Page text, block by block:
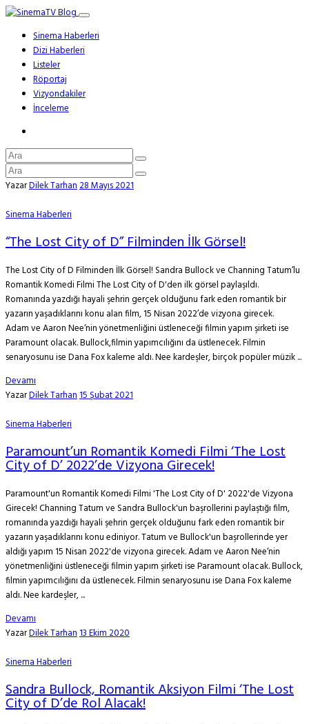
Sinema Haberleri
Dizi Haberleri
Listeler
Röportaj
Vizyondakiler
İnceleme
YazarDilek Tarhan28 Mayıs 2021
Sinema Haberleri
“The Lost City of D” Filminden İlk Görsel!
The Lost City of D Filminden İlk Görsel! Sandra Bullock ve Channing Tatum’lu
Romantik Komedi Filmi The Lost City of D'den ilk görsel paylaşıldı.
Romanında yazdığı hayali şehrin gerçek olduğunu fark eden romantik bir
yazarın yaşadıklarını konu alan film, 15 Nisan 2022’de vizyona girecek.
Adam ve Aaron Nee‘nin yönetmenliğini üstleneceği filmin yapım şirketi ise
Paramount olacak. Bullock,filmin yapımcılığını da üstlenecek. Filmin
senaryosunu ise Dana Fox kaleme aldı. Nee kardeşler, birçok popüler müzik ...
Devamı
YazarDilek Tarhan15 Şubat 2021
Sinema Haberleri
Paramount’un Romantik Komedi Filmi ‘The Lost
City of D’ 2022’de Vizyona Girecek!
Paramount'un Romantik Komedi Filmi 'The Lost City of D' 2022'de Vizyona
Girecek! Channing Tatum ve Sandra Bullock'un başrollerini paylaştığı film,
romanında yazdığı hayali şehrin gerçek olduğunu fark eden romantik bir
yazarın yaşadıklarını konu ediniyor. Tatum ve Bullock'un başrollerinde yer
aldığı yapım 15 Nisan 2022'de vizyona girecek. Adam ve Aaron Nee‘nin
yönetmenliğini üstleneceği filmin yapım şirketi ise Paramount olacak. Bullock,
filmin yapımcılığını da üstlenecek. Filmin senaryosunu ise Dana Fox kaleme
aldı. Nee kardeşler, ...
Devamı
YazarDilek Tarhan13 Ekim 2020
Sinema Haberleri
Sandra Bullock, Romantik Aksiyon Filmi ‘The Lost
City of D’de Rol Alacak!